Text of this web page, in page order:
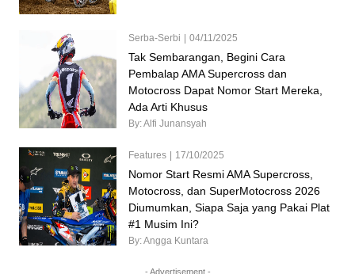
Serba-Serbi 04/11/2025
Tak Sembarangan, Begini Cara
Pembalap AMA Supercross dan
Motocross Dapat Nomor Start Mereka,
Ada Arti Khusus
By: Alfi Junansyah
Features 17/10/2025
Nomor Start Resmi AMA Supercross,
Motocross, dan SuperMotocross 2026
Diumumkan, Siapa Saja yang Pakai Plat
#1 Musim Ini?
By: Angga Kuntara
- Advertisement -